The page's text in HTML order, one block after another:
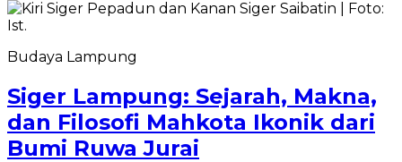
Budaya Lampung
Siger Lampung: Sejarah, Makna,
dan Filosofi Mahkota Ikonik dari
Bumi Ruwa Jurai